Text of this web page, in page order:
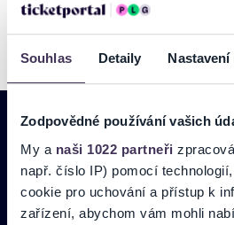
Souhlas Detaily Nastavení
Zodpovědné používání vašich
My a naši 1022 partneři
např. číslo IP) pomocí
cookie pro uchování a přístup k
zařízení, abychom vám mohli
PRIHLÁSIŤ SA K
Pridajte sa do zoznamu odberateľov a